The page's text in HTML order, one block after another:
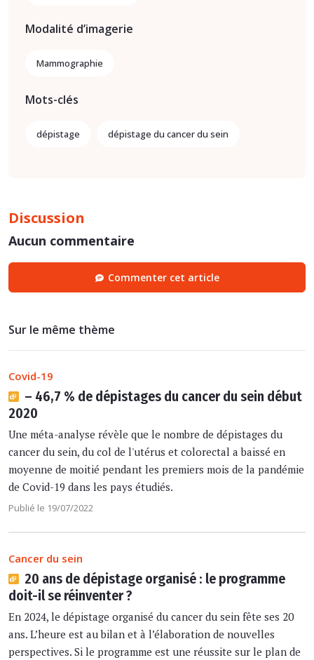
Modalité d’imagerie
Mammographie
Mots-clés
dépistage dépistage du cancer du sein
Discussion
Aucun commentaire
Commenter cet article
Sur le même thème
Covid-19
– 46,7 % de dépistages du cancer du sein début
2020
Une méta-analyse révèle que le nombre de dépistages du
cancer du sein, du col de l'utérus et colorectal a baissé en
moyenne de moitié pendant les premiers mois de la pandémie
de Covid-19 dans les pays étudiés.
Publié le 19/07/2022
Cancer du sein
20 ans de dépistage organisé : le programme
doit-il se réinventer ?
En 2024, le dépistage organisé du cancer du sein fête ses 20
ans. L’heure est au bilan et à l’élaboration de nouvelles
perspectives. Si le programme est une réussite sur le plan de